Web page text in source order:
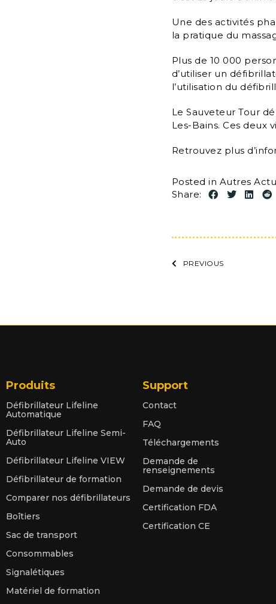
Une des activités
la pratique du
Plus de 10 000
d’utiliser un
l’utilisation du
Le Sauveteur Tour
Les-Bains. Ces deux
Retrouvez plus
Posted in Autres
Share:
PREVIOUS
Produits
Défibrillateur Lifeline
Automatique
Défibrillateur Lifeline Semi-
Auto
Défibrillateur Lifeline VIEW
Défibrillateur de formation
Comparer nos défibrillateurs
Boîtiers
Sac de transport
Consommables
Signalétiques
Matériel de formation
Support
Contact
FAQ
Téléchargements
Demande de
renseignements
Demande de devis
Certification FDA
Certification CE